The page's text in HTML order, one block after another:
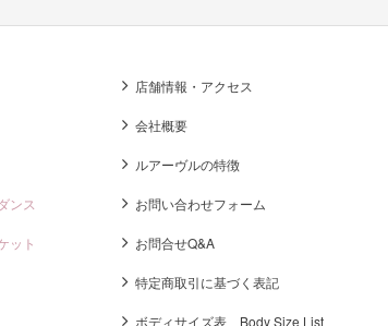
ンス
ット
店舗情報・アクセス
会社概要
ルアーヴルの特徴
お問い合わせフォーム
お問合せQ&A
特定商取引に基づく表記
ボディサイズ表 Body Size List